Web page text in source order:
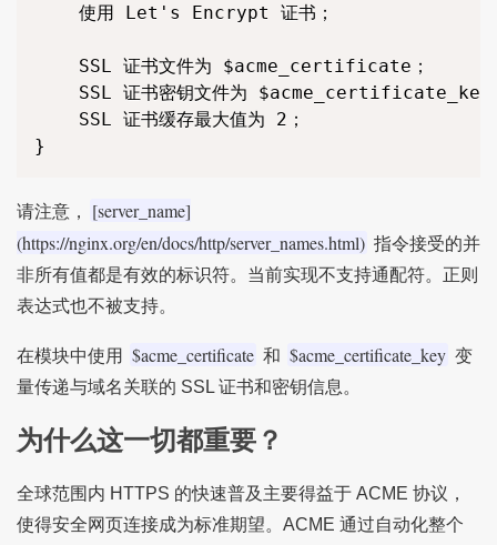
    使用 Let's Encrypt 证书；
    SSL 证书文件为 $acme_certificate；
SSL 证书密钥文件为
    SSL 证书缓存最大值为 2；
请注意，
[server_name]
(https://nginx.org/en/docs/http/server_names.html) 指令接受的并
非所有值都是有效的标识符。当前实现不支持通配符。正则
表达式也不被支持。
在模块中使用 $acme_certificate 和 $acme_certificate_key 变
量传递与域名关联的 SSL 证书和密钥信息。
为什么这一切都重要？
全球范围内 HTTPS 的快速普及主要得益于 ACME 协议，
使得安全网页连接成为标准期望。ACME 通过自动化整个